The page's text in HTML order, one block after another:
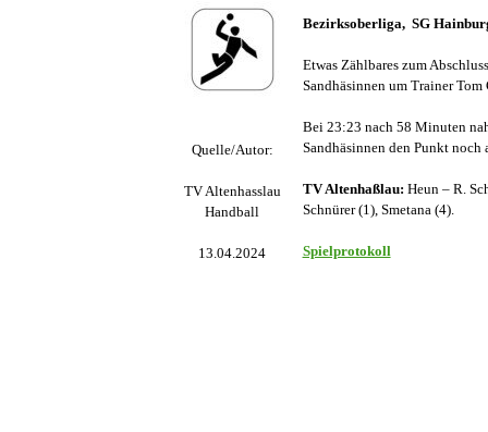
Quelle/Autor:
TV Altenhasslau
Handball
13.04.2024
Bezirksoberliga, SG
Etwas Zählbares zum
Sandhäsinnen um Trainer
Bei 23:23 nach 58 Minuten
Sandhäsinnen den Punkt noch
TV Altenhaßlau: Heun – R.
Schnürer (1), Smetana (4).
Spielprotokoll